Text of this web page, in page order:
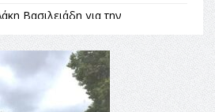
Βασιλειάδη για την
«Σε τέτοιες κορυφαίες
υπάρχει μόνο η ευθύνη απέναντι
του ΠΑΟΚ στον δεύτερο γύρο του